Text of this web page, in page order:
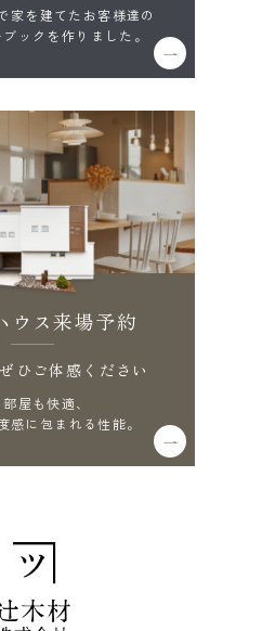
家を建てたお客様達の
ックを作りました。
ウス来場予約
ひご体感ください
屋も快適、
感に包まれる性能。